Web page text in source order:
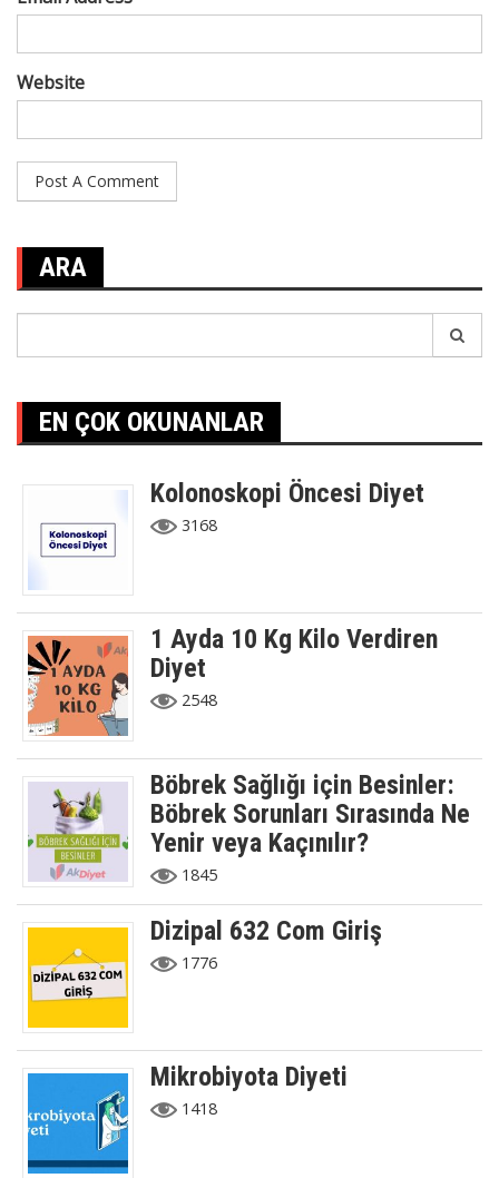
Website
ARA
EN ÇOK OKUNANLAR
Kolonoskopi Öncesi Diyet
3168
1 Ayda 10 Kg Kilo Verdiren
Diyet
2548
Böbrek Sağlığı için Besinler:
Böbrek Sorunları Sırasında Ne
Yenir veya Kaçınılır?
1845
Dizipal 632 Com Giriş
1776
Mikrobiyota Diyeti
1418